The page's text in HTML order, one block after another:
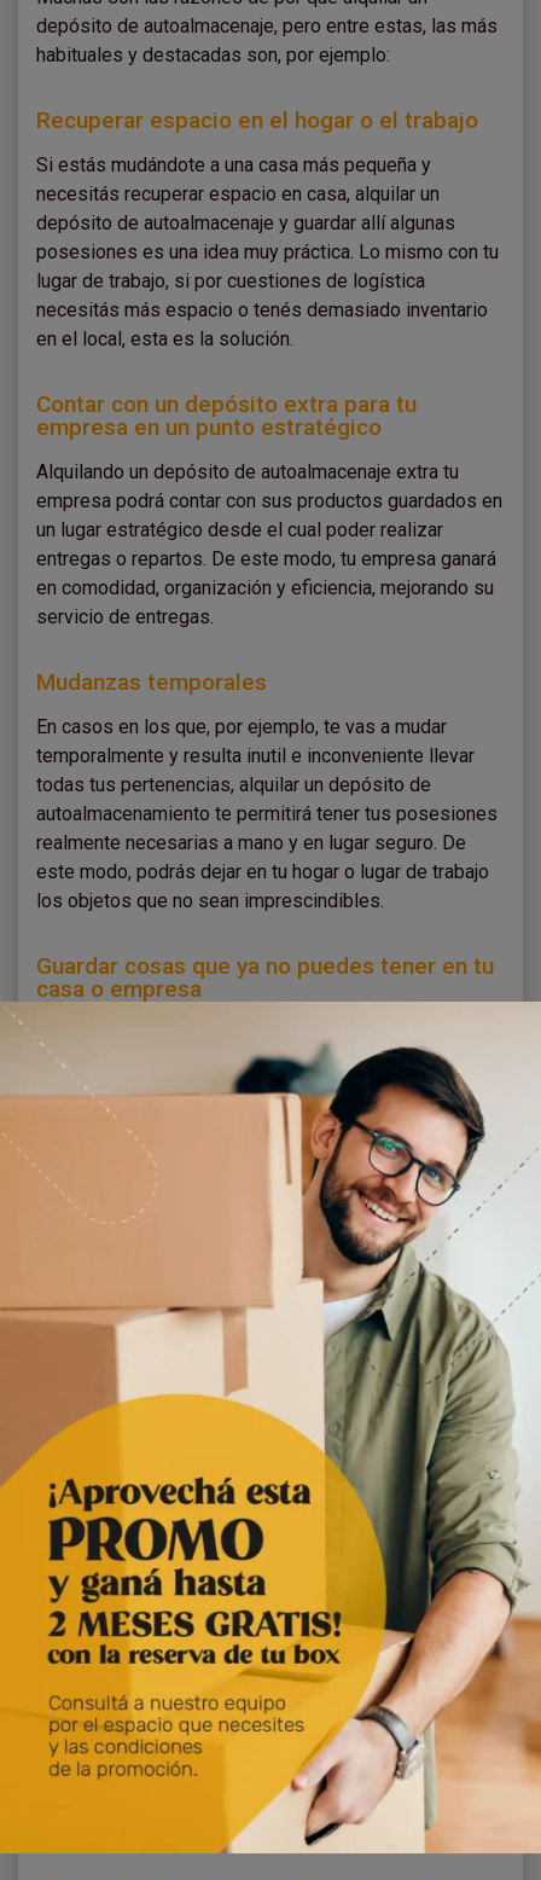
depósito de autoalmacenaje, pero entre estas, las más
habituales y destacadas son, por ejemplo:
Recuperar espacio en el hogar o el trabajo
Si estás mudándote a una casa más pequeña y
necesitás recuperar espacio en casa, alquilar un
depósito de autoalmacenaje y guardar allí algunas
posesiones es una idea muy práctica. Lo mismo con tu
lugar de trabajo, si por cuestiones de logística
necesitás más espacio o tenés demasiado inventario
en el local, esta es la solución.
Contar con un depósito extra para tu
empresa en un punto estratégico
Alquilando un depósito de autoalmacenaje extra tu
empresa podrá contar con sus productos guardados en
un lugar estratégico desde el cual poder realizar
entregas o repartos. De este modo, tu empresa ganará
en comodidad, organización y eficiencia, mejorando su
servicio de entregas.
Mudanzas temporales
En casos en los que, por ejemplo, te vas a mudar
temporalmente y resulta inutil e inconveniente llevar
todas tus pertenencias, alquilar un depósito de
autoalmacenamiento te permitirá tener tus posesiones
realmente necesarias a mano y en lugar seguro. De
este modo, podrás dejar en tu hogar o lugar de trabajo
los objetos que no sean imprescindibles.
Guardar cosas que ya no puedes tener en tu
casa o empresa
con gran valor sentimental que necesitas sacar de tu
casa porque hace mucho que ocupan demasiado
espacio en vano a excesos de inventario que no
utilizás todos los días y que es mejor retirar de la
empresa. Al alquilar un depósito de autoalmacenaje
podrás reorganizar las cosas, guardarlas en un lugar
bien seguro e ir a retirarlas cuando sea necesario.
Hacer espacio para visitas temporales
Supongamos, por ejemplo, que un familiar o amigo de
la familia se va a estar alojando temporalmente en
nuestro hogar, pero no tenemos suficiente espacio en
ese momento. Una vez más, contar con un depósito de
autoalmacenamiento te permitirá guardar muebles,
electrodomésticos o cualquier otro objeto que te
permita liberar espacio en casa como para acondicionar
una habitación para visitas y salir del paso.
Guardar objetos durante remodelaciones
Otro hipotético caso en el que alquilar un depósito de
autoalmacenaje puede ser muy útil es cuando estamos
haciendo remodelaciones, ya sea en la casa o el
trabajo. Ya sea para cambiar un tapizado, pintar o
ampliar una habitación. Contando con un depósito de
self-storage podrás guardar todas tus posesiones
hasta que termine el proceso.